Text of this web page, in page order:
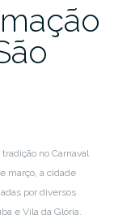
no Carnaval
março, a cidade
por diversos
e Vila da Glória.